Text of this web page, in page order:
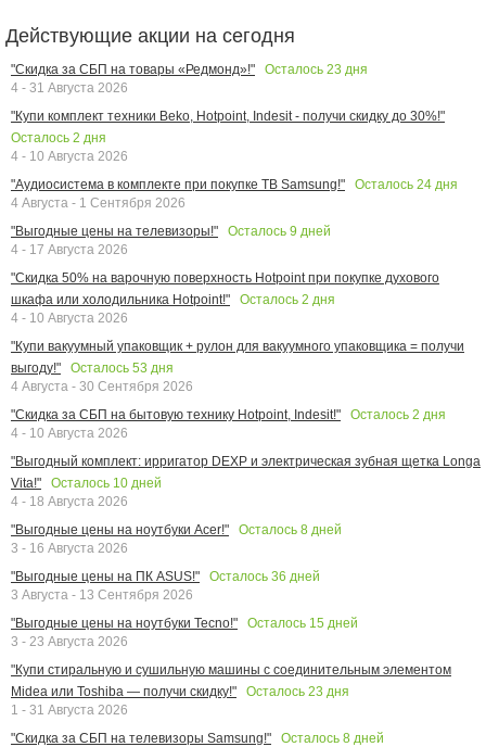
Действующие акции на сегодня
"Скидка за СБП на товары «Редмонд»!" Осталось 23 дня
4 - 31 Августа 2026
"Купи комплект техники Beko, Hotpoint, Indesit - получи скидку до 30%!"
Осталось 2 дня
4 - 10 Августа 2026
"Аудиосистема в комплекте при покупке ТВ Samsung!"
Осталось 24 дня
4 Августа - 1 Сентября 2026
"Выгодные цены на телевизоры!"
Осталось 9 дней
4 - 17 Августа 2026
"Скидка 50% на варочную поверхность Hotpoint при покупке духового
шкафа или холодильника Hotpoint!"
Осталось 2 дня
4 - 10 Августа 2026
"Купи вакуумный упаковщик + рулон для вакуумного упаковщика = получи
выгоду!"
Осталось 53 дня
4 Августа - 30 Сентября 2026
"Скидка за СБП на бытовую технику Hotpoint, Indesit!"
Осталось 2 дня
4 - 10 Августа 2026
"Выгодный комплект: ирригатор DEXP и электрическая зубная щетка Longa
Vita!"
Осталось 10 дней
4 - 18 Августа 2026
"Выгодные цены на ноутбуки Acer!"
Осталось 8 дней
3 - 16 Августа 2026
"Выгодные цены на ПК ASUS!"
Осталось 36 дней
3 Августа - 13 Сентября 2026
"Выгодные цены на ноутбуки Tecno!"
Осталось 15 дней
3 - 23 Августа 2026
"Купи стиральную и сушильную машины с соединительным элементом
Midea или Toshiba — получи скидку!"
Осталось 23 дня
1 - 31 Августа 2026
"Скидка за СБП на телевизоры Samsung!"
Осталось 8 дней